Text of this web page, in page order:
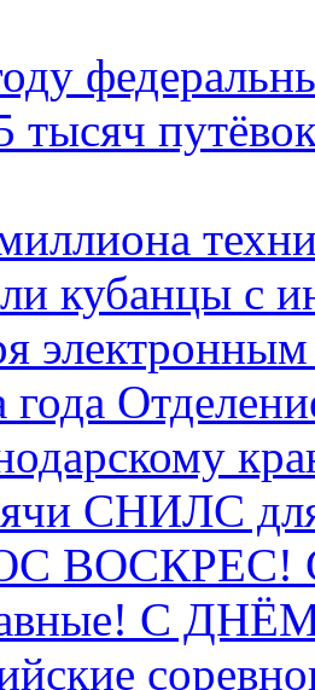
тысяч
кубанцы с
года
СНИЛС
ВОСКРЕС! С
C